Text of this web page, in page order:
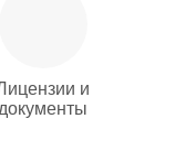
и
документы